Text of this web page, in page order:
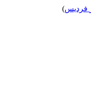
فردیس)